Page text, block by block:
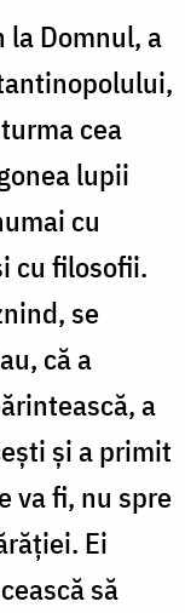
Domnul, a
cea
lupii
cu
cu filosofii.
se
că a
a
și a primit
va fi, nu spre
Ei
să